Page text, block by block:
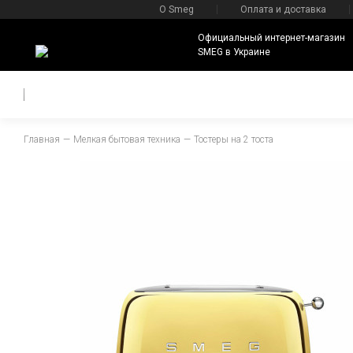
О Smeg Оплата и доставка
Официальный интернет-магазин
SMEG в Украине
Главная Мелкая бытовая техника Тостеры на 2 тоста